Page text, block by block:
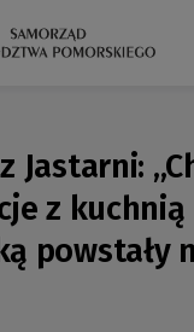
Jastarni:
z kuchnią
powstały